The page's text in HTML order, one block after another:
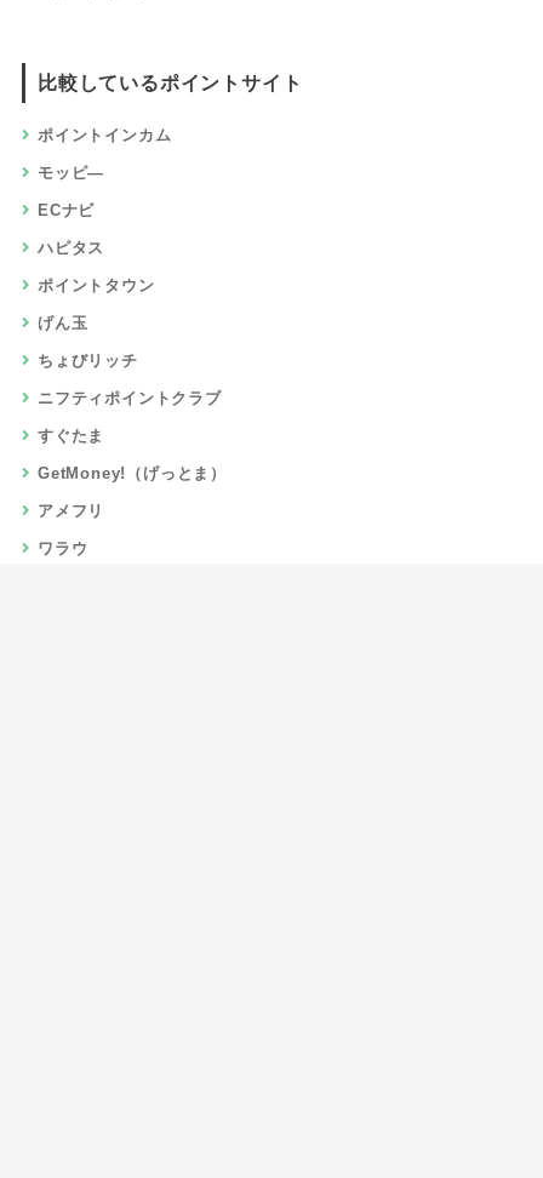
比較しているポイントサイト
ポイントインカム
モッピ―
ECナビ
ハピタス
ポイントタウン
げん玉
ちょびリッチ
ニフティポイントクラブ
すぐたま
GetMoney!（げっとま）
アメフリ
ワラウ